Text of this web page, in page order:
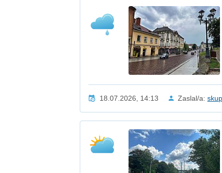
18.07.2026, 14:13 Zaslal/a: